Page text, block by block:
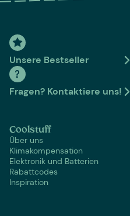
Unsere Bestseller
Fragen? Kontaktiere uns!
Coolstuff
Über uns
Klimakompensation
Elektronik und Batterien
Rabattcodes
Inspiration